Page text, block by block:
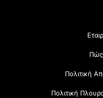
Πώς
Πολιτική
Πολιτική